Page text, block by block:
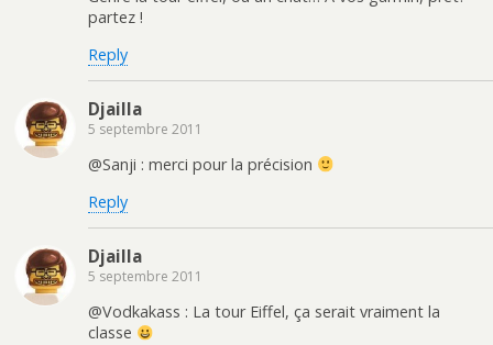
partez !
Reply
Djailla
5 septembre 2011
@Sanji : merci pour la précision
Reply
Djailla
5 septembre 2011
@Vodkakass : La tour Eiffel, ça serait vraiment la
classe